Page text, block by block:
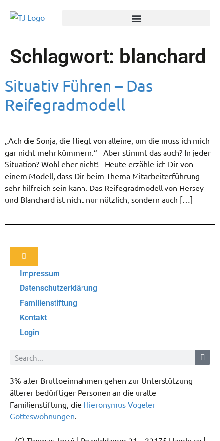
Schlagwort: blanchard
Situativ Führen – Das
Reifegradmodell
„Ach die Sonja, die fliegt von alleine, um die muss ich mich
gar nicht mehr kümmern.“ Aber stimmt das auch? In jeder
Situation? Wohl eher nicht! Heute erzähle ich Dir von
einem Modell, dass Dir beim Thema Mitarbeiterführung
sehr hilfreich sein kann. Das Reifegradmodell von Hersey
und Blanchard ist nicht nur nützlich, sondern auch […]
Impressum
Datenschutzerklärung
Familienstiftung
Kontakt
Login
3% aller Bruttoeinnahmen gehen zur Unterstützung
älterer bedürftiger Personen an die uralte
Familienstiftung, die Hieronymus Vogeler
Gotteswohnungen.